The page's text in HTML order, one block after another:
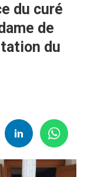
du curé
de
du